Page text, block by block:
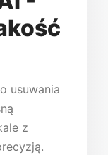
usuwania
z